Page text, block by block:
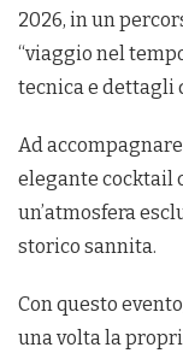
2026, in un
“viaggio nel
tecnica e dettagli
Ad
elegante cocktail
un’atmosfera
storico sannita.
Con questo
una volta la